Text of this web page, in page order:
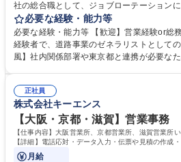
社の総合職として、ジョブローテーション
等のフロント部門の部署等幅広い部署での
制度やキャリア支援が充実しております！ ※下記業務
管理部門：広報、人事、経理など当公社の
門：駐車場の新規開拓、管理運営、新宿駅
道路施設や道路工事現場の見学ツアー事業
へ配属。※業務内容変更の範囲：会社の定める業務 募集職種
ープ】総合職（事務）◇残業月平均9時間
必要な経験・能力等
必要な経験・能力等 【歓迎】営業経験or総
経験者で、道路事業のゼネラリストとして
風】社内関係部署や東京都と連携が必要な
部門など多岐に渡る業務を経験できます。 ■
事業の他、新宿駅西口広場内に設置された
イン」の管理運営を行うなど、事業収益を
います。 学歴・資格 学歴：大学院 大学 高専 短大 専修学校 高校 語学力：
資格：
正社員
株式会社キーエンス
【大阪・京都・滋賀】営業事
【仕事内容】大阪営業所、京都営業所、滋賀営業所
【詳細】電話応対・データ入力・伝票や見積の作成
で発生する事務業務や業務改善をお任せ。
月給